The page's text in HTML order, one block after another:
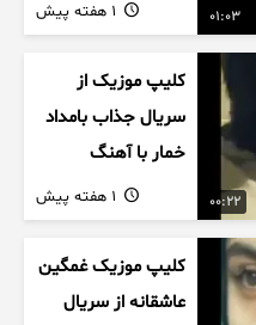
01:03
00:22
کلیپ موزیک از
سریال جذاب بامداد
خمار با آهنگ
عاشقانه
کلیپ موزیک غمگین
عاشقانه از سریال